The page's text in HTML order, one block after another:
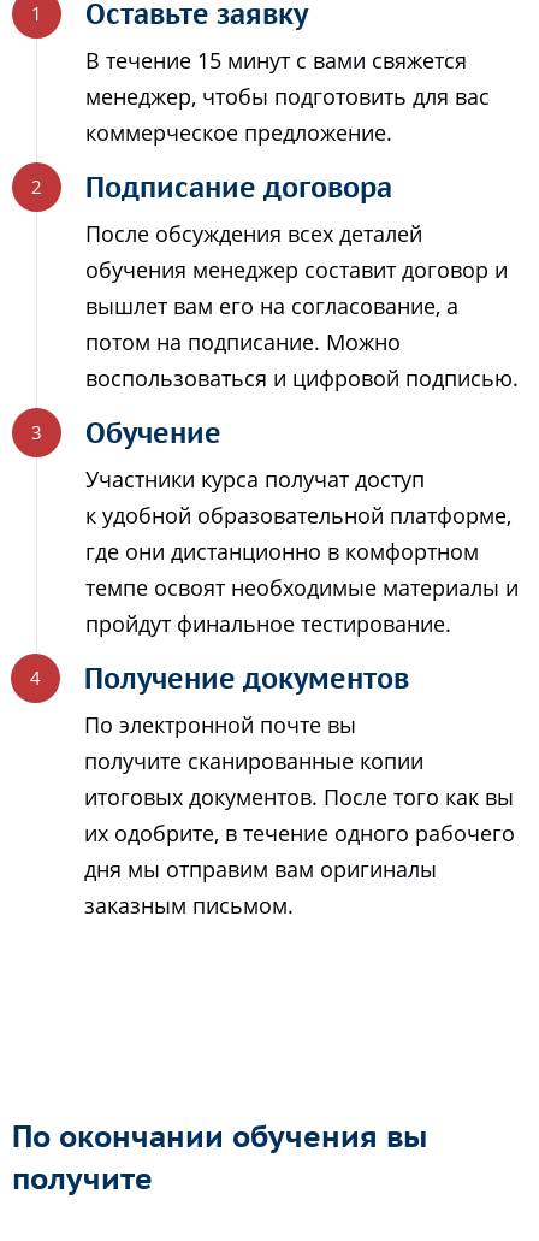
Оставьте заявку
В течение 15 минут с вами свяжется
менеджер, чтобы подготовить для вас
коммерческое предложение.
Подписание договора
После обсуждения всех деталей
обучения менеджер составит договор и
вышлет вам его на согласование, а
потом на подписание. Можно
воспользоваться и цифровой подписью.
Обучение
Участники курса получат доступ
к удобной образовательной платформе,
где они дистанционно в комфортном
темпе освоят необходимые материалы и
пройдут финальное тестирование.
Получение документов
По электронной почте вы
получите сканированные копии
итоговых документов. После того как вы
их одобрите, в течение одного рабочего
дня мы отправим вам оригиналы
заказным письмом.
По окончании обучения вы
получите